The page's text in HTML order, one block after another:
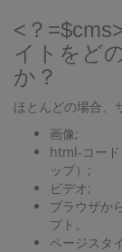
<？
イトをど
か？
ほとんどの場合、
画像;
html-コード
ップ）;
ビデオ;
ブラウザか
プト。
ページスタ